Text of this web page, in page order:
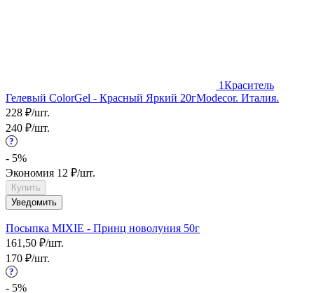
1Краситель
Гелевый ColorGel - Красный Яркий 20гModecor. Италия.
228 ₽/шт.
240 ₽/шт.
?
- 5%
Экономия 12 ₽/шт.
Купить
Уведомить
Посыпка MIXIE - Принц новолуния 50г
161,50 ₽/шт.
170 ₽/шт.
?
- 5%